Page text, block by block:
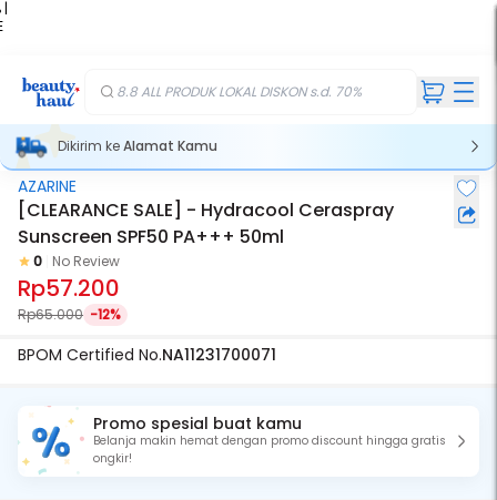
|
8.8 ALL PRODUK LOKAL DISKON s.d. 70%
Dikirim keAlamat Kamu
AZARINE
[CLEARANCE SALE] - Hydracool Ceraspray
Sunscreen SPF50 PA+++ 50ml
0 No Review
Rp57.200
Rp65.000 -12%
BPOM Certified No.NA11231700071
Promo spesial buat kamu
Belanja makin hemat dengan promo discount hingga gratis
ongkir!